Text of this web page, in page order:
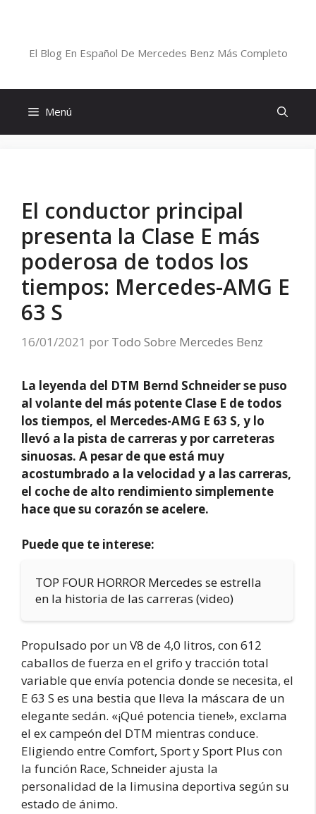
El Blog En Español De Mercedes Benz Más Completo
Menú
El conductor principal
presenta la Clase E más
poderosa de todos los
tiempos: Mercedes-AMG E
63 S
16/01/2021 por Todo Sobre Mercedes Benz
La leyenda del DTM Bernd Schneider se puso
al volante del más potente Clase E de todos
los tiempos, el Mercedes-AMG E 63 S, y lo
llevó a la pista de carreras y por carreteras
sinuosas. A pesar de que está muy
acostumbrado a la velocidad y a las carreras,
el coche de alto rendimiento simplemente
hace que su corazón se acelere.
Puede que te interese:
TOP FOUR HORROR Mercedes se estrella
en la historia de las carreras (video)
Propulsado por un V8 de 4,0 litros, con 612
caballos de fuerza en el grifo y tracción total
variable que envía potencia donde se necesita, el
E 63 S es una bestia que lleva la máscara de un
elegante sedán. «¡Qué potencia tiene!», exclama
el ex campeón del DTM mientras conduce.
Eligiendo entre Comfort, Sport y Sport Plus con
la función Race, Schneider ajusta la
personalidad de la limusina deportiva según su
estado de ánimo.